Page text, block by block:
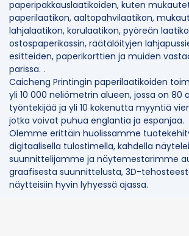
paperipakkauslaatikoiden, kuten
paperilaatikon, aaltopahvilaatikon,
lahjalaatikon, korulaatikon, pyöreän
ostospaperikassin, räätälöityjen
esitteiden, paperikorttien ja muiden
parissa. .
Caicheng Printingin paperilaatikoiden
yli 10 000 neliömetrin alueen, jossa on
työntekijää ja yli 10 kokenutta myyntiä
jotka voivat puhua englantia ja espanjaa.
Olemme erittäin huolissamme
digitaalisella tulostimella, kahdella
suunnittelijamme ja näytemestarimme
graafisesta suunnittelusta, 3D-
näytteisiin hyvin lyhyessä ajassa.